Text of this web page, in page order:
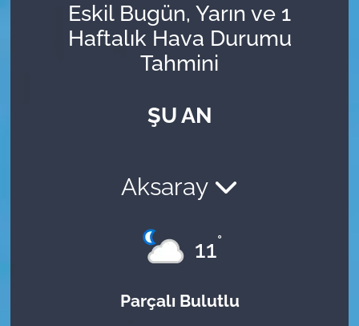
Eskil Bugün, Yarın ve 1
Haftalık Hava Durumu
Tahmini
ŞU AN
Aksaray
11°
Parçalı Bulutlu
Mevzuat
Sağlık Personeli Alımı
Süper Lig Puan Durumu ve Fikstür
Son Dakika Haberleri